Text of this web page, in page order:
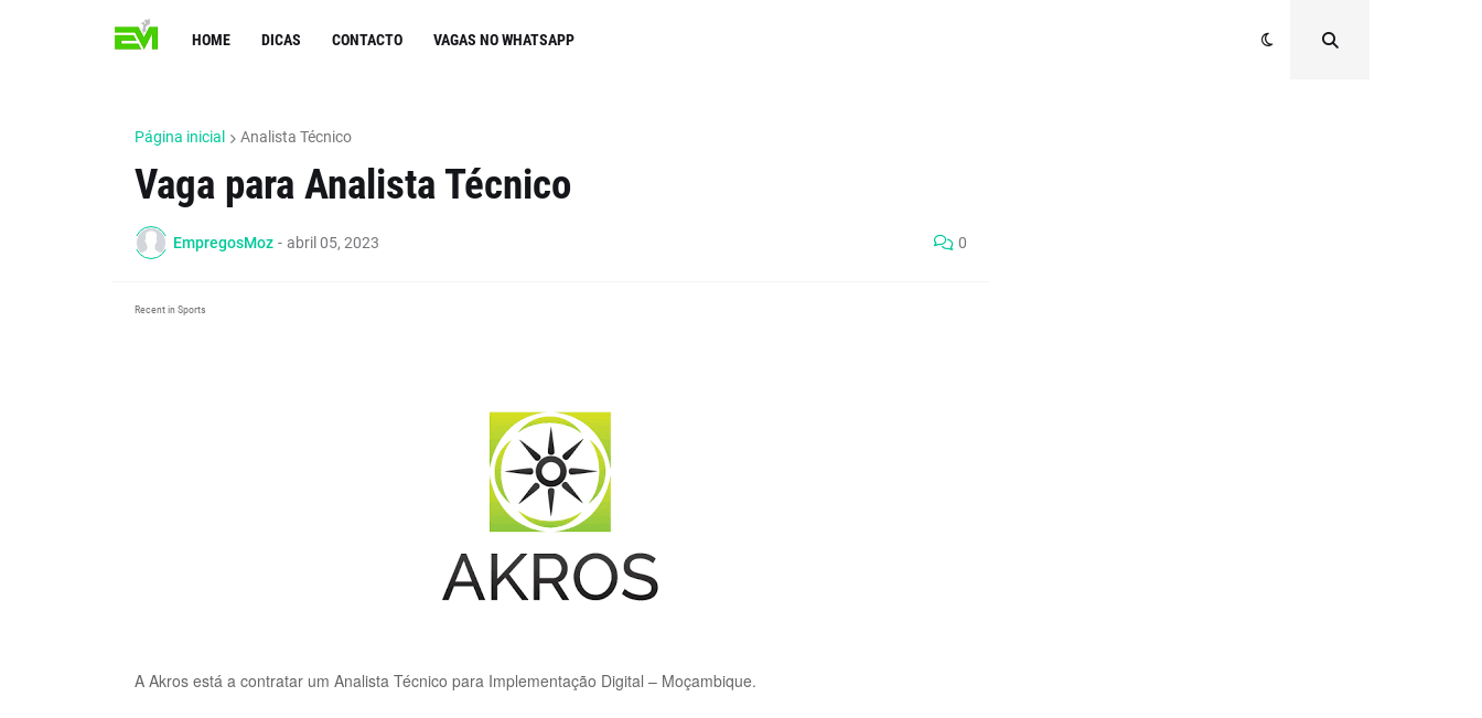
HOME DICAS CONTACTO VAGAS NO WHATSAPP
Página inicial Analista Técnico
Vaga para Analista Técnico
EmpregosMoz - abril 05, 2023 0
Recent in Sports
A Akros está a contratar um Analista Técnico para Implementação Digital – Moçambique.